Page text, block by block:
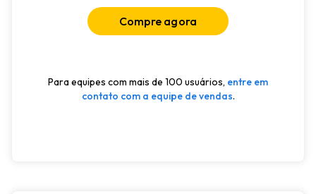
Compre agora
Para equipes com mais de 100 usuários, entre em
contato com a equipe de vendas.